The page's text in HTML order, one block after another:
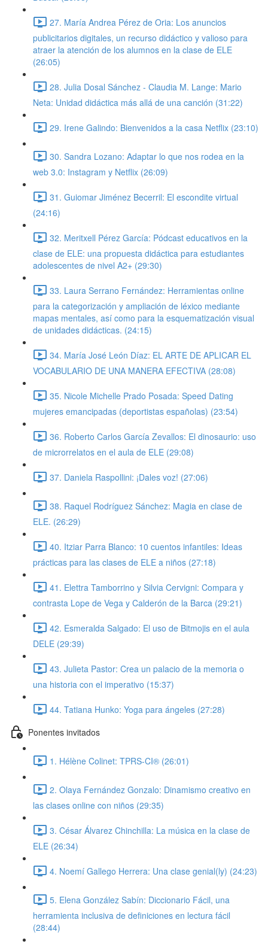
27. María Andrea Pérez de Oria: Los anuncios
publicitarios digitales, un recurso didáctico y valioso para
atraer la atención de los alumnos en la clase de ELE
(26:05)
28. Julia Dosal Sánchez - Claudia M. Lange: Mario
Neta: Unidad didáctica más allá de una canción (31:22)
29. Irene Galindo: Bienvenidos a la casa Netflix (23:10)
30. Sandra Lozano: Adaptar lo que nos rodea en la
web 3.0: Instagram y Netflix (26:09)
31. Guiomar Jiménez Becerril: El escondite virtual
(24:16)
32. Meritxell Pérez García: Pódcast educativos en la
clase de ELE: una propuesta didáctica para estudiantes
adolescentes de nivel A2+ (29:30)
33. Laura Serrano Fernández: Herramientas online
para la categorización y ampliación de léxico mediante
mapas mentales, así como para la esquematización visual
de unidades didácticas. (24:15)
34. María José León Díaz: EL ARTE DE APLICAR EL
VOCABULARIO DE UNA MANERA EFECTIVA (28:08)
35. Nicole Michelle Prado Posada: Speed Dating
mujeres emancipadas (deportistas españolas) (23:54)
36. Roberto Carlos García Zevallos: El dinosaurio: uso
de microrrelatos en el aula de ELE (29:08)
37. Daniela Raspollini: ¡Dales voz! (27:06)
38. Raquel Rodríguez Sánchez: Magia en clase de
ELE. (26:29)
40. Itziar Parra Blanco: 10 cuentos infantiles: Ideas
prácticas para las clases de ELE a niños (27:18)
41. Elettra Tamborrino y Silvia Cervigni: Compara y
contrasta Lope de Vega y Calderón de la Barca (29:21)
42. Esmeralda Salgado: El uso de Bitmojis en el aula
DELE (29:39)
43. Julieta Pastor: Crea un palacio de la memoria o
una historia con el imperativo (15:37)
44. Tatiana Hunko: Yoga para ángeles (27:28)
Ponentes invitados
1. Hélène Colinet: TPRS-CI® (26:01)
2. Olaya Fernández Gonzalo: Dinamismo creativo en
las clases online con niños (29:35)
3. César Álvarez Chinchilla: La música en la clase de
ELE (26:34)
4. Noemí Gallego Herrera: Una clase genial(ly) (24:23)
5. Elena González Sabín: Diccionario Fácil, una
herramienta inclusiva de definiciones en lectura fácil
(28:44)